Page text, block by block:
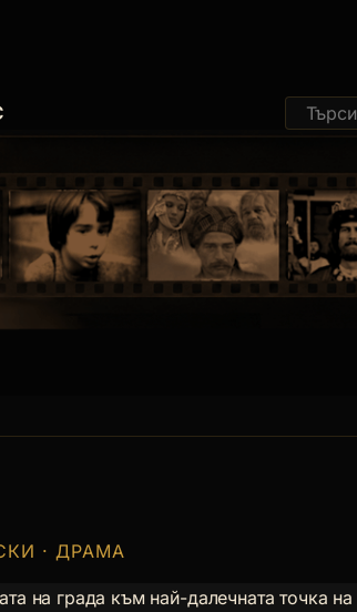
· ДРАМА
на града към най-далечната точка на